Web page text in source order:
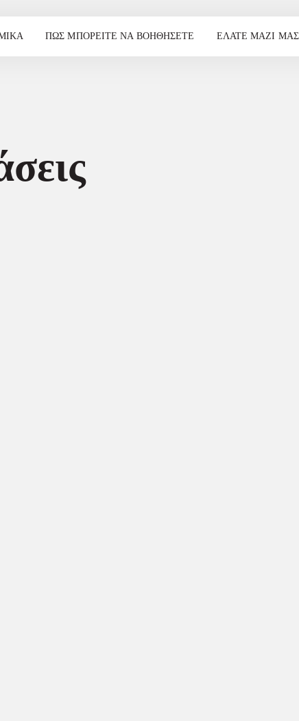
ΠΏΣ ΜΠΟΡΕΊΤΕ ΝΑ ΒΟΗΘΉΣΕΤΕ ΕΛΆΤΕ ΜΑΖΊ ΜΑΣ
odbudowę dla społeczności w kryzysie. Dzięki
się liczy - dostarczając realną pomoc tam, gdzie i kiedy jest ona